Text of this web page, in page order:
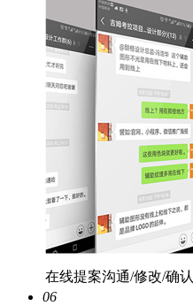
在线提案沟通/修改/确认
06